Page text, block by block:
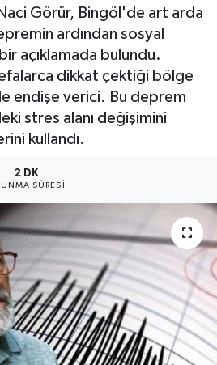
Görür, Bingöl'de art arda
ardından sosyal
açıklamada bulundu.
dikkat çektiği bölge
endişe verici. Bu deprem
stres alanı değişimini
kullandı.
2 DK
SÜRESI